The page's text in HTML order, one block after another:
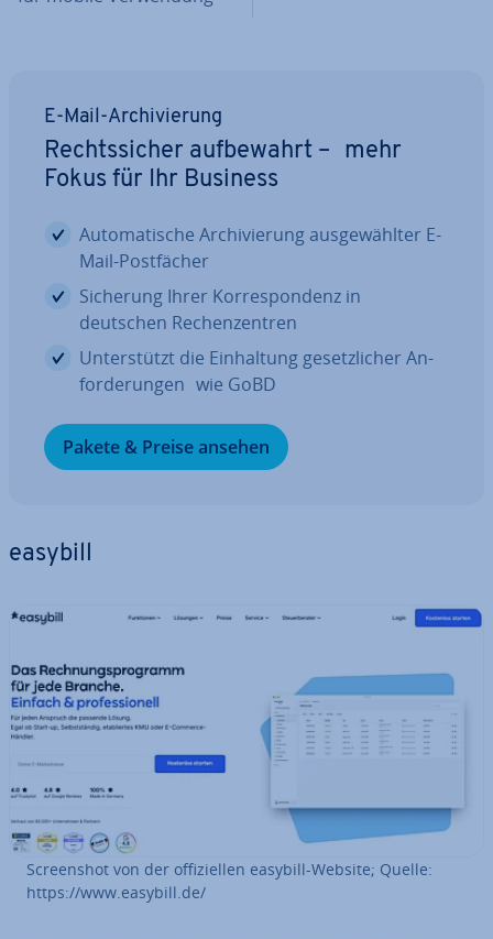
E-Mail-Ar­chi­vie­rung
Rechts­si­cher auf­be­wahrt – mehr
Fokus für Ihr Business
Au­to­ma­ti­sche Ar­chi­vie­rung aus­ge­wähl­ter E-
Mail-Post­fä­cher
Sicherung Ihrer Kor­re­spon­denz in
deutschen Re­chen­zen­tren
Un­ter­stützt die Ein­hal­tung ge­setz­li­cher An­
for­de­run­gen wie GoBD
Pakete & Preise ansehen
easybill
Screen­shot von der of­fi­zi­el­len easybill-Website; Quelle:
https://www.easybill.de/